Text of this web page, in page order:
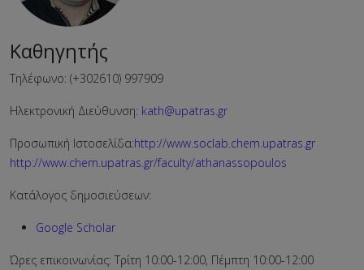
Καθηγητής
Τηλέφωνο: (+302610) 997909
Ηλεκτρονική Διεύθυνση: kath@upatras.gr
Προσωπική Ιστοσελίδα:http://www.soclab.chem.upatras.gr
http://www.chem.upatras.gr/faculty/athanassopoulos
Κατάλογος δημοσιεύσεων:
Google Scholar
Ώρες επικοινωνίας: Τρίτη 10:00-12:00, Πέμπτη 10:00-12:00